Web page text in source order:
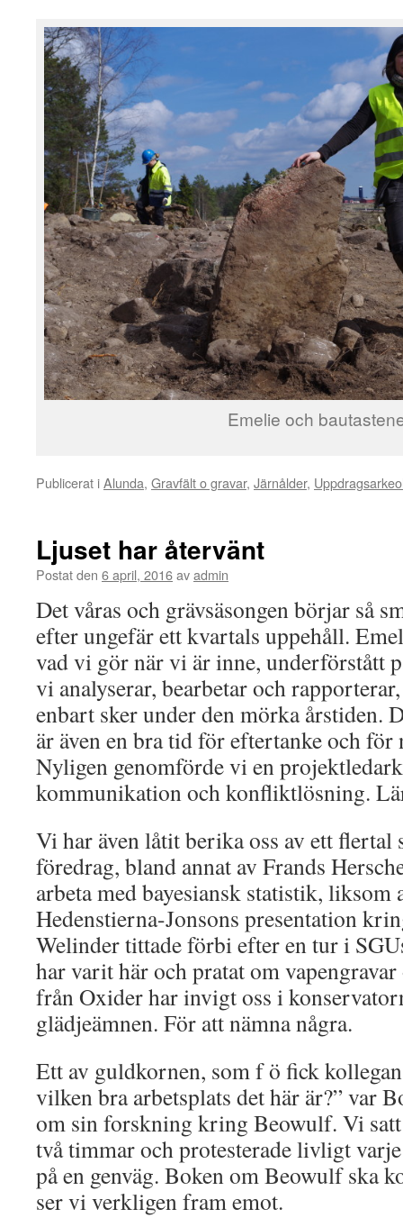
Emelie och
Publicerat iAlunda, Gravfält o gravar, Järnålder,
Ljuset har återvänt
Postat den 6 april, 2016avadmin
Det våras och grävsäsongen börjar så
efter ungefär ett kvartals uppehåll.
vad vi gör när vi är inne, underförstått
vi analyserar, bearbetar och
enbart sker under den mörka årstiden.
är även en bra tid för eftertanke och
Nyligen genomförde vi en
kommunikation och konfliktlösning.
Vi har även låtit berika oss av ett flertal
föredrag, bland annat av Frands
arbeta med bayesiansk statistik, liksom
Hedenstierna-Jonsons presentation
Welinder tittade förbi efter en tur i
har varit här och pratat om
från Oxider har invigt oss i
glädjeämnen. För att nämna några.
Ett av guldkornen, som f ö fick
vilken bra arbetsplats det här är?” var
om sin forskning kring Beowulf. Vi
två timmar och protesterade livligt
på en genväg. Boken om Beowulf ska
ser vi verkligen fram emot.